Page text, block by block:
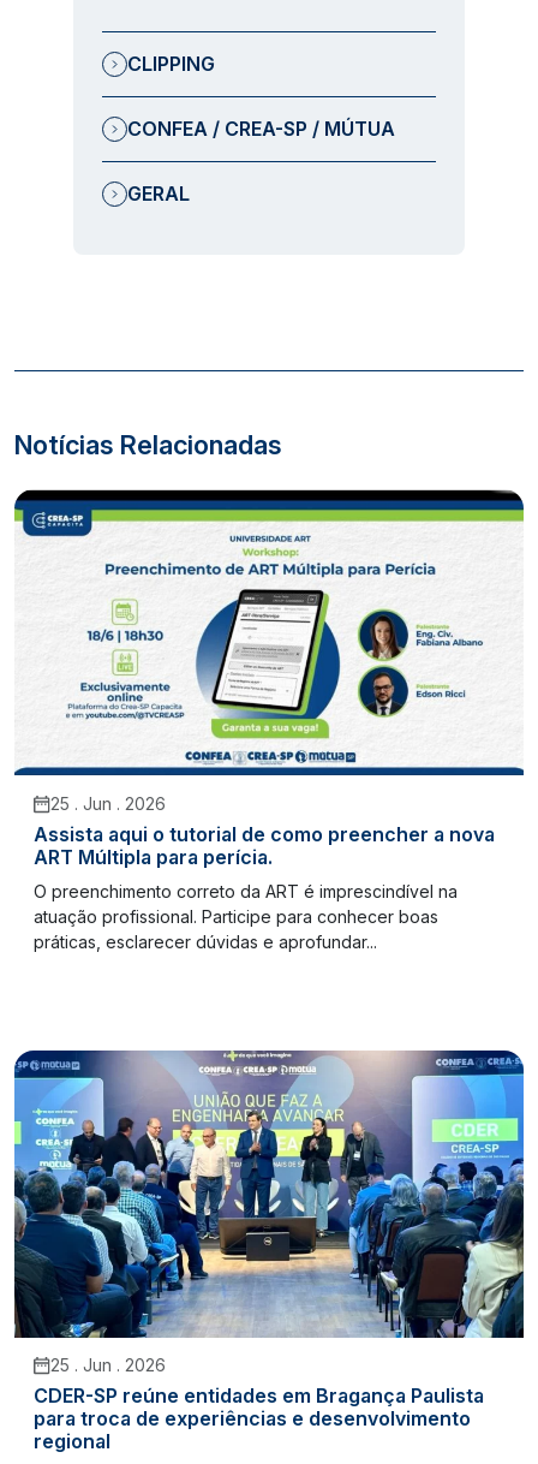
CLIPPING
CONFEA / CREA-SP / MÚTUA
GERAL
Notícias Relacionadas
25 . Jun . 2026
Assista aqui o tutorial de como preencher a nova
ART Múltipla para perícia.
O preenchimento correto da ART é imprescindível na
atuação profissional. Participe para conhecer boas
práticas, esclarecer dúvidas e aprofundar...
25 . Jun . 2026
CDER-SP reúne entidades em Bragança Paulista
para troca de experiências e desenvolvimento
regional